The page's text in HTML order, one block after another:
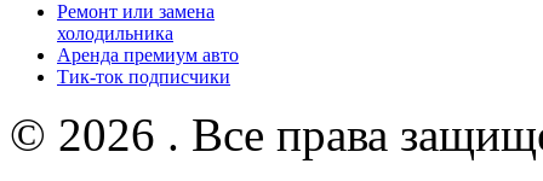
Ремонт или замена
холодильника
Аренда премиум авто
Тик-ток подписчики
© 2026 . Все права